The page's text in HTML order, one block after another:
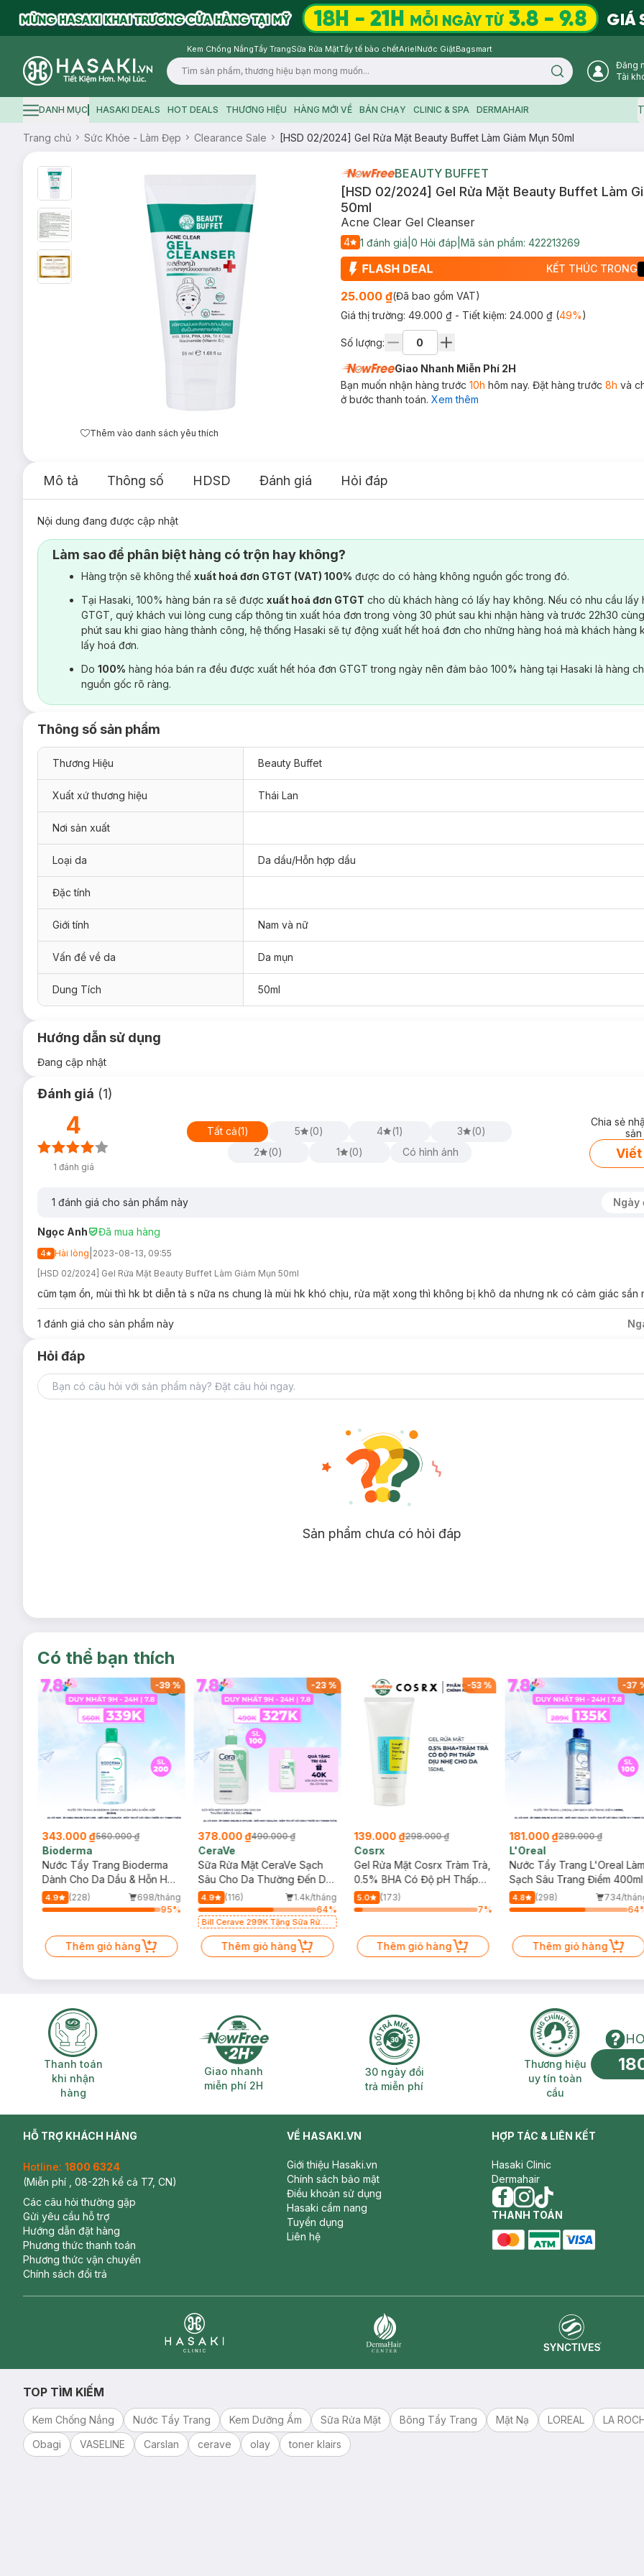
Kem Chống NắngTẩy TrangSữa Rửa MặtTẩy tế bào chếtArielNước GiặtBagsmart
Logo
Search icon
Đăng
Tài
Hamburger icon
DANH MỤC HASAKI DEALS HOT DEALS THƯƠNG HIỆU HÀNG MỚI VỀ BÁN CHẠY CLINIC & SPA DERMAHAIR
Trang chủ Sức Khỏe - Làm Đẹp Clearance Sale [HSD 02/2024] Gel Rửa Mặt Beauty Buffet Làm Giảm Mụn 50ml
Thêm vào danh sách yêu thích
BEAUTY BUFFET
[HSD 02/2024] Gel Rửa Mặt Beauty Buffet Làm
50ml
Acne Clear Gel Cleanser
4 1 đánh giá 0 Hỏi đáp Mã sản phẩm: 422213269
KẾT THÚC TRONG
25.000 ₫(Đã bao gồm VAT)
Giá thị trường: 49.000 ₫ - Tiết kiệm: 24.000 ₫(49%)
Số lượng:
Giao Nhanh Miễn Phí 2H
Bạn muốn nhận hàng trước 10h hôm nay. Đặt hàng trước 8h và
ở bước thanh toán. Xem thêm
Mô tả Thông số HDSD Đánh giá Hỏi đáp
Nội dung đang được cập nhật
Làm sao để phân biệt hàng có trộn hay không?
Hàng trộn sẽ không thể xuất hoá đơn GTGT (VAT) 100% được do có hàng không nguồn gốc trong đó.
Tại Hasaki, 100% hàng bán ra sẽ được xuất hoá đơn GTGT cho dù khách hàng có lấy hay không. Nếu có nhu cầu lấy
GTGT, quý khách vui lòng cung cấp thông tin xuất hóa đơn trong vòng 30 phút sau khi nhận hàng và trước 22h30
phút sau khi giao hàng thành công, hệ thống Hasaki sẽ tự động xuất hết hoá đơn cho những hàng hoá mà khách hàng
lấy hoá đơn.
Do 100% hàng hóa bán ra đều được xuất hết hóa đơn GTGT trong ngày nên đảm bảo 100% hàng tại Hasaki là hàng
nguồn gốc rõ ràng.
Thông số sản phẩm
Thương Hiệu Beauty Buffet
Xuất xứ thương hiệu Thái Lan
Nơi sản xuất
Loại da Da dầu/Hỗn hợp dầu
Đặc tính
Giới tính Nam và nữ
Vấn đề về da Da mụn
Dung Tích 50ml
Hướng dẫn sử dụng
Đang cập nhật
Đánh giá (1)
4
1 đánh giá
Tất cả(1) 5 (0) 4 (1) 3 (0)
2
(0) 1 (0) Có hình ảnh
Chia sẻ
Viết
1 đánh giá cho sản phẩm này Ngày
Ngọc Anh Đã mua hàng
4 Hài lòng 2023-08-13, 09:55
[HSD 02/2024] Gel Rửa Mặt Beauty Buffet Làm Giảm Mụn 50ml
cũm tạm ổn, mùi thì hk bt diễn tả s nữa ns chung là mùi hk khó chịu, rửa mặt xong thì không bị khô da nhưng nk có cảm giác sần
1 đánh giá cho sản phẩm này
Hỏi đáp
Sản phẩm chưa có hỏi đáp
Có thể bạn thích
-39%
343.000 ₫560.000 ₫
Bioderma
Nước Tẩy Trang Bioderma
Dành Cho Da Dầu & Hỗn Hợp
500ml
4.9 (228)
698/tháng
95%
Thêm giỏ hàng
-23%
378.000 ₫490.000 ₫
CeraVe
Sữa Rửa Mặt CeraVe Sạch
Sâu Cho Da Thường Đến Da
Dầu 473ml
4.9 (116)
1.4k/tháng
64%
Bill Cerave 299K Tặng Sữa Rửa
Thêm giỏ hàng
-53%
139.000 ₫298.000 ₫
Cosrx
Gel Rửa Mặt Cosrx Tràm Trà,
0.5% BHA Có Độ pH Thấp
150ml
5.0
(173)
7%
Thêm giỏ hàng
-37
181.000 ₫289.000 ₫
L'Oreal
Nước Tẩy Trang L'Oreal Làm
Sạch Sâu Trang Điểm 400ml
4.8 (298)
734/
64
Thêm giỏ hàng
Thanh toán khi nhận hàng
Thanh toán
khi nhận
hàng
Giao nhanh miễn phí 2H
Giao nhanh
miễn phí 2H
30 ngày đổi trả miễn phí
30 ngày đổi
trả miễn phí
Thương hiệu uy
Thương hiệu
uy tín toàn
cầu
HỖ TRỢ KHÁCH HÀNG
Hotline: 1800 6324
(Miễn phí , 08-22h kể cả T7, CN)
Các câu hỏi thường gặp
Gửi yêu cầu hỗ trợ
Hướng dẫn đặt hàng
Phương thức thanh toán
Phương thức vận chuyển
Chính sách đổi trả
VỀ HASAKI.VN
Giới thiệu Hasaki.vn
Chính sách bảo mật
Điều khoản sử dụng
Hasaki cẩm nang
Tuyển dụng
Liên hệ
HỢP TÁC & LIÊN KẾT
Hasaki Clinic
Dermahair
facebook
instagram
tiktok
THANH TOÁN
TOP TÌM KIẾM
Kem Chống Nắng Nước Tẩy Trang Kem Dưỡng Ẩm Sữa Rửa Mặt Bông Tẩy Trang Mặt Nạ LOREAL LA
Obagi
VASELINE Carslan cerave olay toner klairs